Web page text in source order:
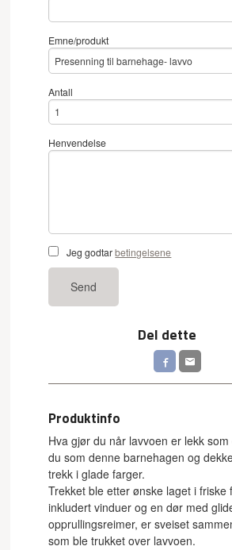
Emne/produkt
Antall
Henvendelse
Jeg godtarbetingelsene
Send
Del dette
Produktinfo
Hva gjør du når lavvoen er lekk
du som denne barnehagen og
trekk i glade farger.
Trekket ble etter ønske laget i friske
inkludert vinduer og en dør med
opprullingsreimer, er sveiset
som ble trukket over lavvoen.